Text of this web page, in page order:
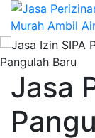
Jasa